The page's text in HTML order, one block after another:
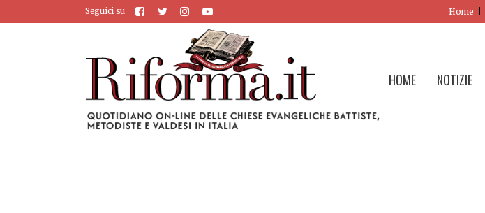
Seguici su Home
HOME NOTIZIE